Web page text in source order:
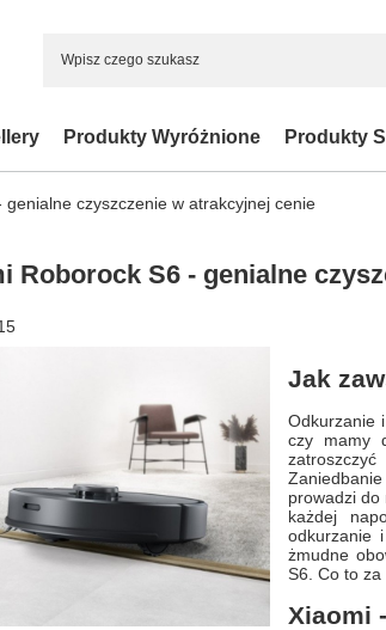
Produkty Wyróżnione Produkty
genialne czyszczenie w atrakcyjnej cenie
Roborock S6 - genialne
Jak
Odkurzanie
czy mamy
prowadzi
każdej
odkurzanie
żmudne
S6. Co to
Xiaomi